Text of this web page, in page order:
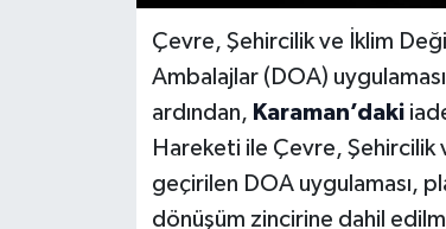
Çevre, Şehircilik ve İklim
Ambalajlar (DOA) uygulaması
ardından, Karaman’daki
Hareketi ile Çevre, Şehircilik
geçirilen DOA uygulaması,
dönüşüm zincirine dahil